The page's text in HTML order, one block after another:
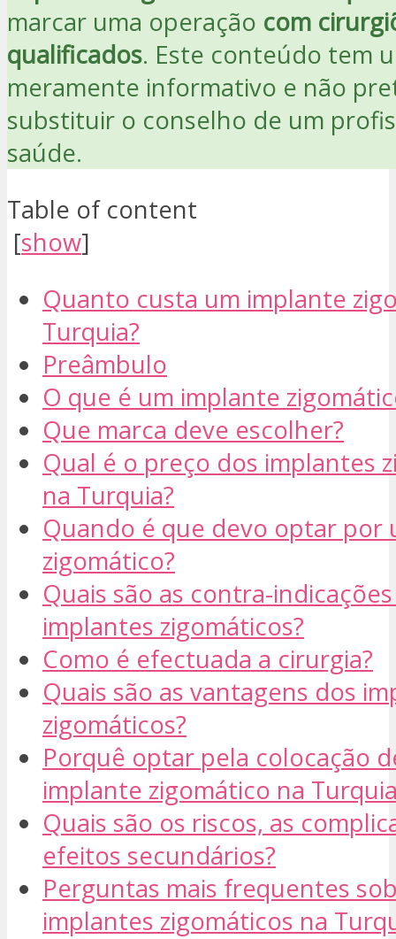
marcar uma operação com
qualificados. Este conteúdo tem
meramente informativo e não
substituir o conselho de um
saúde.
Table of content
[show]
Quanto custa um implante
Turquia?
Preâmbulo
O que é um implante
Que marca deve escolher?
Qual é o preço dos implantes
na Turquia?
Quando é que devo optar por
zigomático?
Quais são as contra-
implantes zigomáticos?
Como é efectuada a cirurgia?
Quais são as vantagens dos
zigomáticos?
Porquê optar pela colocação
implante zigomático na
Quais são os riscos, as
efeitos secundários?
Perguntas mais frequentes
implantes zigomáticos na